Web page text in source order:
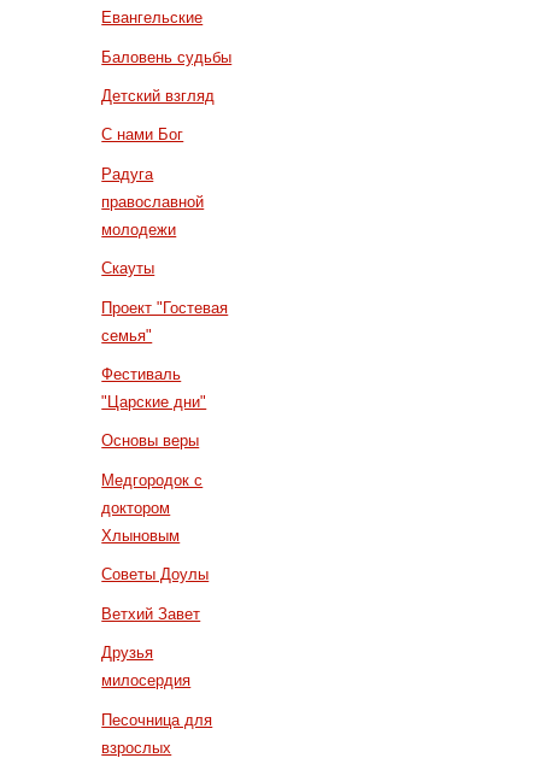
Евангельские
Баловень судьбы
Детский взгляд
С нами Бог
Радуга
православной
молодежи
Скауты
Проект "Гостевая
семья"
Фестиваль
"Царские дни"
Основы веры
Медгородок с
доктором
Хлыновым
Советы Доулы
Ветхий Завет
Друзья
милосердия
Песочница для
взрослых